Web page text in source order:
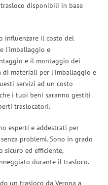
disponibili in base
influenzare il costo del
l’imballaggio e
e il montaggio dei
materiali per l’imballaggio e
servizi ad un costo
i tuoi beni saranno gestiti
traslocatori.
esperti e addestrati per
problemi. Sono in grado
sicuro ed efficiente,
durante il trasloco.
un trasloco da Verona a